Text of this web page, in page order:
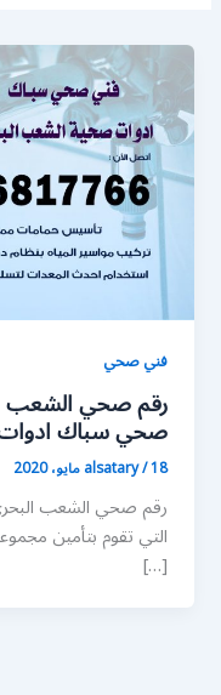
فني صحي
صحي سباك
alsatary/18 مايو، 2020
رقم صحي الشعب
التي تقوم بتأمين
[…]